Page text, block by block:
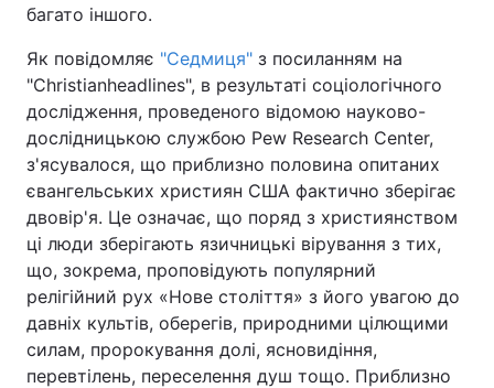
багато іншого.
Як повідомляє "Седмиця" з посиланням на
"Сhristianheadlines", в результаті соціологічного
дослідження, проведеного відомою науково-
дослідницькою службою Pew Research Center,
з'ясувалося, що приблизно половина опитаних
євангельських християн США фактично зберігає
двовір'я. Це означає, що поряд з християнством
ці люди зберігають язичницькі вірування з тих,
що, зокрема, проповідують популярний
релігійний рух «Нове століття» з його увагою до
давніх культів, оберегів, природними цілющими
силам, пророкування долі, ясновидіння,
перевтілень, переселення душ тощо. Приблизно